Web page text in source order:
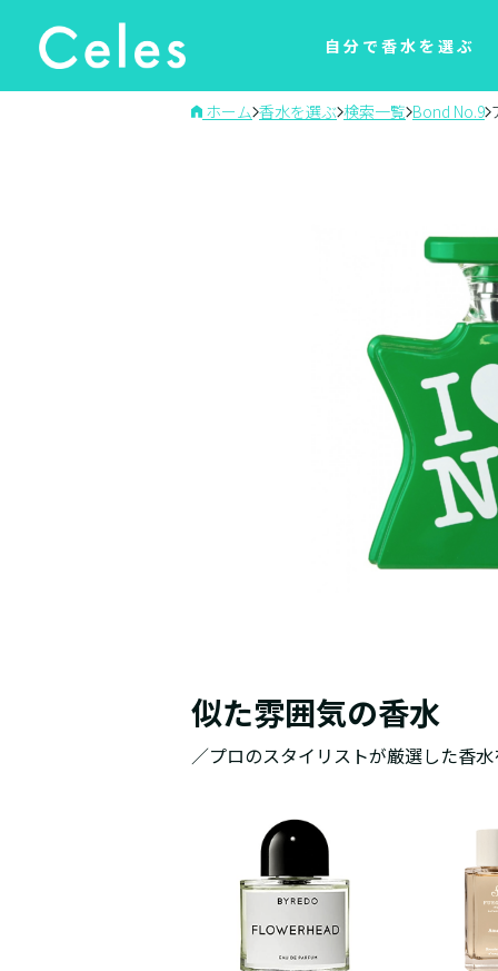
自分で香水を選ぶ
ホーム 香水を選ぶ 検索一覧 Bond No.9
似た雰囲気の香水
／プロのスタイリストが厳選した香